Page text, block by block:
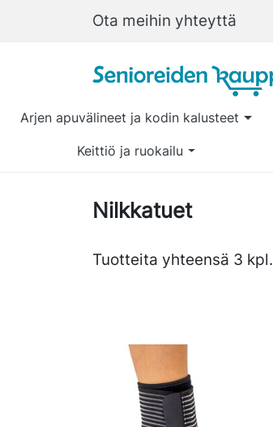
Ota meihin yhteyttä
Arjen apuvälineet ja kodin kalusteet
Keittiö ja ruokailu
Nilkkatuet
Tuotteita yhteensä 3 kpl.